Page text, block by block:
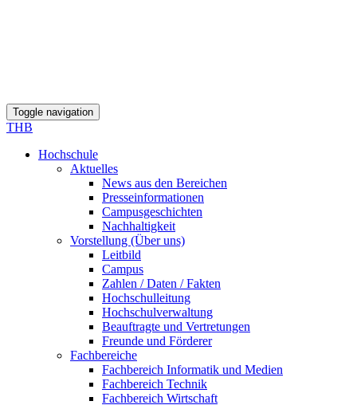
Toggle navigation
THB
Hochschule
Aktuelles
News aus den Bereichen
Presseinformationen
Campusgeschichten
Nachhaltigkeit
Vorstellung (Über uns)
Leitbild
Campus
Zahlen / Daten / Fakten
Hochschulleitung
Hochschulverwaltung
Beauftragte und Vertretungen
Freunde und Förderer
Fachbereiche
Fachbereich Informatik und Medien
Fachbereich Technik
Fachbereich Wirtschaft